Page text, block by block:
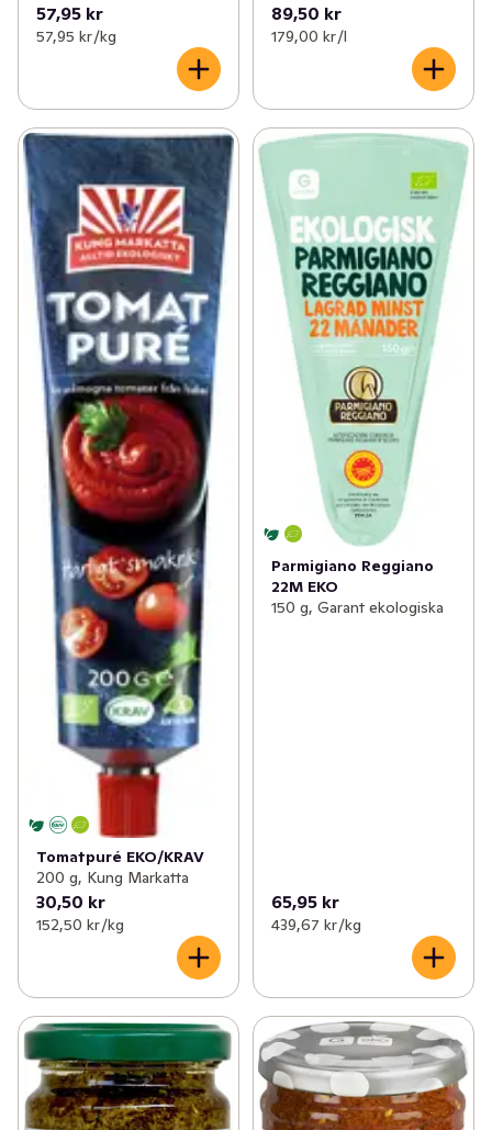
57,95 kr
57,95 kr /kg
89,50 kr
179,00 kr /l
Tomatpuré EKO/KRAV
200 g, Kung Markatta
30,50 kr
152,50 kr /kg
Parmigiano Reggiano
22M EKO
150 g, Garant ekologiska
65,95 kr
439,67 kr /kg